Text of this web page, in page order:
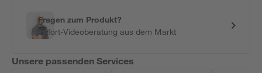
Fragen zum Produkt?
Sofort-Videoberatung aus dem Markt
Unsere passenden Services